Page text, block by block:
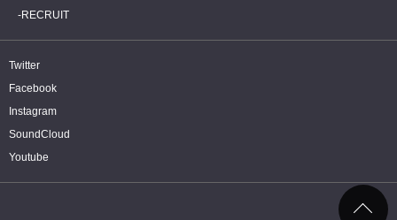
RECRUIT
Twitter
Facebook
Instagram
SoundCloud
Youtube